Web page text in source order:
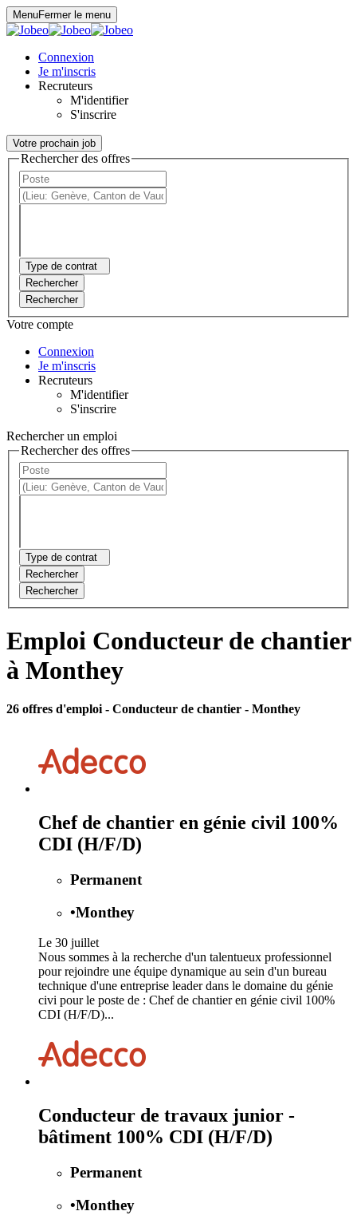
MenuFermer le menu
Connexion
Je m'inscris
Recruteurs
M'identifier
S'inscrire
Votre prochain job
Rechercher des offres
Type de contrat
Rechercher
Rechercher
Votre compte
Connexion
Je m'inscris
Recruteurs
M'identifier
S'inscrire
Rechercher un emploi
Rechercher des offres
Type de contrat
Rechercher
Rechercher
Emploi Conducteur de chantier
à Monthey
26 offres d'emploi - Conducteur de chantier - Monthey
Chef de chantier en génie civil 100%
CDI (H/F/D)
Permanent
•Monthey
Le 30 juillet
Nous sommes à la recherche d'un talentueux professionnel
pour rejoindre une équipe dynamique au sein d'un bureau
technique d'une entreprise leader dans le domaine du génie
civi pour le poste de : Chef de chantier en génie civil 100%
CDI (H/F/D)...
Conducteur de travaux junior -
bâtiment 100% CDI (H/F/D)
Permanent
•Monthey
Panneau de gestion des cookies